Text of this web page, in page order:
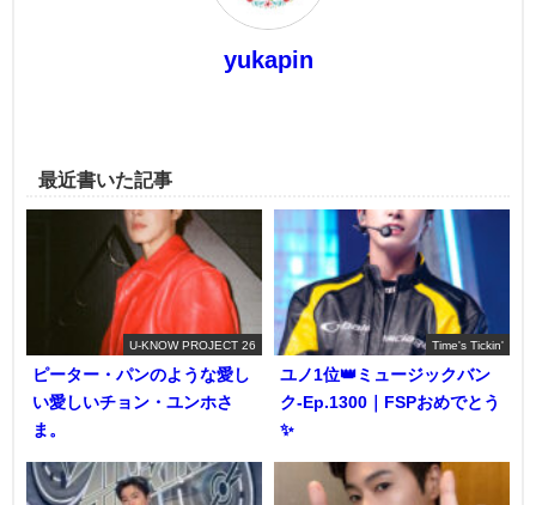
yukapin
最近書いた記事
U-KNOW PROJECT 26
ピーター・パンのような愛し
い愛しいチョン・ユンホさ
ま。
Time's Tickin'
ユノ1位👑ミュージックバン
ク-Ep.1300｜FSPおめでとう
✨️